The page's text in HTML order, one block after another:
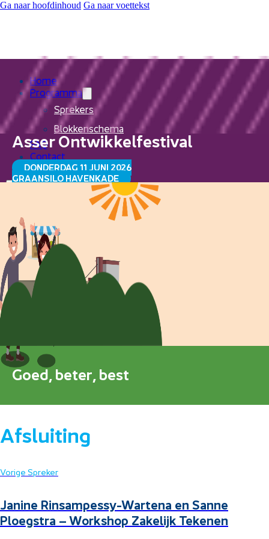
Ga naar hoofdinhoud Ga naar voettekst
Home
Programma
Sprekers
Blokkenschema
FAQ
Contact
Home
Programma
Sprekers
Blokkenschema
Asser Ontwikkelfestival
DONDERDAG 11 JUNI 2026
GRAANSILO HAVENKADE
Goed, beter, best
Afsluiting
Vorige Spreker
Janine Rinsampessy-Wartena en Sanne
Ploegstra – Workshop Zakelijk Tekenen